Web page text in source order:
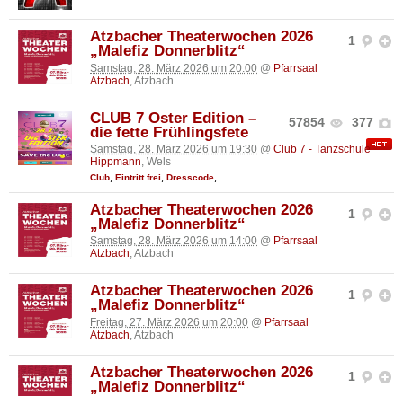
1
Atzbacher Theaterwochen 2026
„Malefiz Donnerblitz“
Samstag, 28. März 2026 um 20:00 @ Pfarrsaal
Atzbach , Atzbach
57854 377
CLUB 7 Oster Edition –
die fette Frühlingsfete
Samstag, 28. März 2026 um 19:30 @ Club 7 - Tanzschule
Hippmann, Wels
Club Eintritt frei Dresscode
1
Atzbacher Theaterwochen 2026
„Malefiz Donnerblitz“
Samstag, 28. März 2026 um 14:00 @ Pfarrsaal
Atzbach, Atzbach
1
Atzbacher Theaterwochen 2026
„Malefiz Donnerblitz“
Freitag, 27. März 2026 um 20:00 @ Pfarrsaal
Atzbach , Atzbach
1
Atzbacher Theaterwochen 2026
„Malefiz Donnerblitz“